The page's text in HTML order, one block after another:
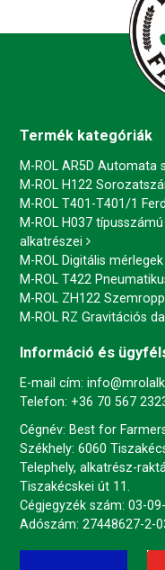
Termék kategóriák
M-ROL AR5D
M-ROL H122
M-ROL T401-T401/1
M-ROL H037
alkatrészei
M-ROL Digitális mérlegek
M-ROL T422
M-ROL ZH122
M-ROL RZ Gravitációs
Információ és
E-mail cím:
Telefon: +36 70 567
Cégnév: Best for
Székhely: 6060
Telephely, alkatrész-
Tiszakécskei út 11.
Cégjegyzék szám: 03-
Adószám: 27448627-2-